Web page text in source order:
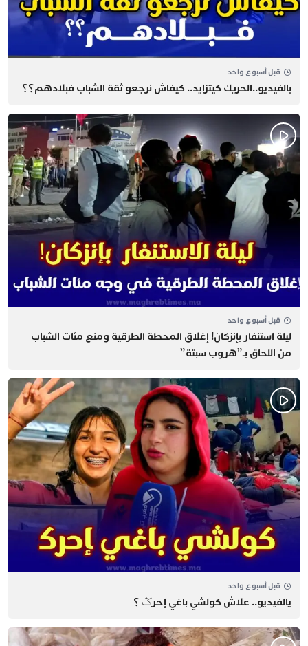
قبل أسبوع واحد
بالفيديو..الحريك كيتزايد.. كيفاش نرجعو ثقة الشباب فبلادهم؟؟
قبل أسبوع واحد
​ليلة استنفار بإنزكان! إغلاق المحطة الطرقية ومنع مئات الشباب
من اللحاق بـ”هروب سبتة”
قبل أسبوع واحد
يالفيديو.. علاش كولشي باغي إحرݣ ؟